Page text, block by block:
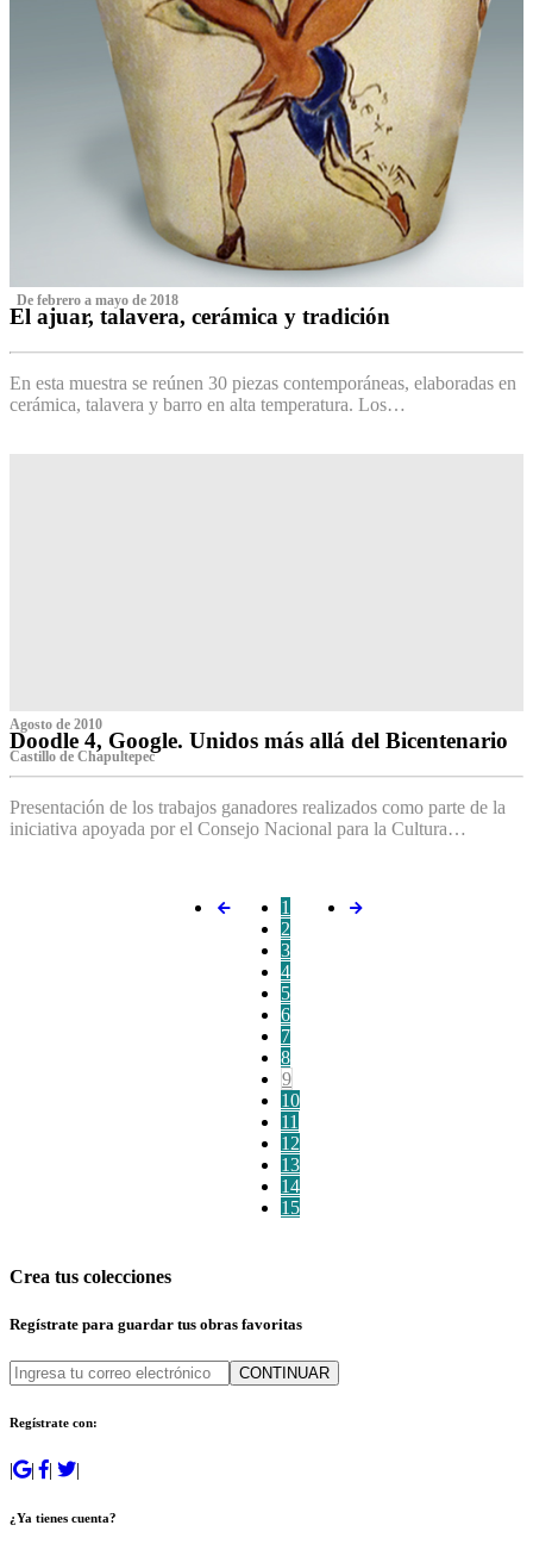
‌ De febrero a mayo de 2018
El ajuar, talavera, cerámica y tradición
En esta muestra se reúnen 30 piezas contemporáneas, elaboradas en
cerámica, talavera y barro en alta temperatura. Los…
Agosto de 2010
Doodle 4, Google. Unidos más allá del Bicentenario
Castillo de Chapultepec
Presentación de los trabajos ganadores realizados como parte de la
iniciativa apoyada por el Consejo Nacional para la Cultura…
1
2
3
4
5
6
7
8
9
10
11
12
13
14
15
Crea tus colecciones
Regístrate para guardar tus obras favoritas
CONTINUAR
Regístrate con:
| | | |
¿Ya tienes cuenta?